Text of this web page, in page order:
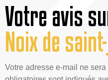
Votre avis
Noix de
Votre adresse e-mail ne